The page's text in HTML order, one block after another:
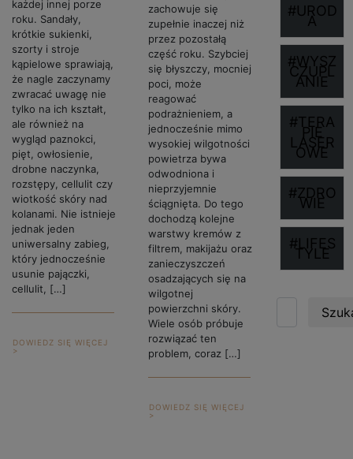
każdej innej porze
roku. Sandały,
krótkie sukienki,
szorty i stroje
kąpielowe sprawiają,
że nagle zaczynamy
zwracać uwagę nie
tylko na ich kształt,
ale również na
wygląd paznokci,
pięt, owłosienie,
drobne naczynka,
rozstępy, cellulit czy
wiotkość skóry nad
kolanami. Nie istnieje
jednak jeden
uniwersalny zabieg,
który jednocześnie
usunie pajączki,
cellulit, […]
DOWIEDZ SIĘ WIĘCEJ
>
zachowuje się
zupełnie inaczej niż
przez pozostałą
część roku. Szybciej
się błyszczy, mocniej
poci, może
reagować
podrażnieniem, a
jednocześnie mimo
wysokiej wilgotności
powietrza bywa
odwodniona i
nieprzyjemnie
ściągnięta. Do tego
dochodzą kolejne
warstwy kremów z
filtrem, makijażu oraz
zanieczyszczeń
osadzających się na
wilgotnej
powierzchni skóry.
Wiele osób próbuje
rozwiązać ten
problem, coraz […]
DOWIEDZ SIĘ WIĘCEJ
>
#UROD
A
#WYSZ
CZUPL
ANIE
#TERA
PIE
LASER
OWE
#ZDRO
WIE
#LIFES
TYLE